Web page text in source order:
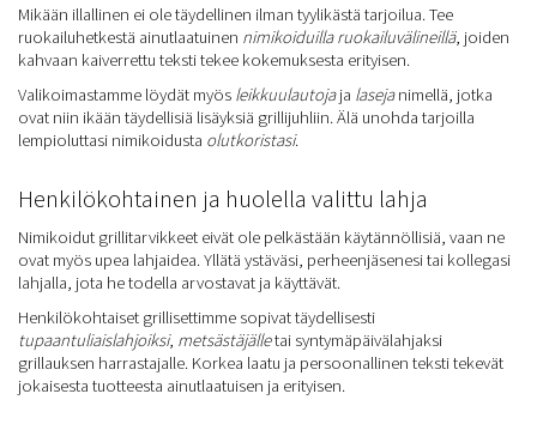
Mikään illallinen ei ole täydellinen ilman tyylikästä tarjoilua. Tee
ruokailuhetkestä ainutlaatuinen nimikoiduilla ruokailuvälineillä, joiden
kahvaan kaiverrettu teksti tekee kokemuksesta erityisen.
Valikoimastamme löydät myös leikkuulautojaja lasejanimellä, jotka
ovat niin ikään täydellisiä lisäyksiä grillijuhliin. Älä unohda tarjoilla
lempioluttasi nimikoidusta olutkoristasi.
Henkilökohtainen ja huolella valittu lahja
Nimikoidut grillitarvikkeet eivät ole pelkästään käytännöllisiä, vaan ne
ovat myös upea lahjaidea. Yllätä ystäväsi, perheenjäsenesi tai kollegasi
lahjalla, jota he todella arvostavat ja käyttävät.
Henkilökohtaiset grillisettimme sopivat täydellisesti
tupaantuliaislahjoiksi, metsästäjälletai syntymäpäivälahjaksi
grillauksen harrastajalle. Korkea laatu ja persoonallinen teksti tekevät
jokaisesta tuotteesta ainutlaatuisen ja erityisen.